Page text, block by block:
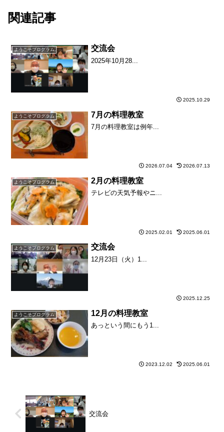
関連記事
ようこそプログラム 交流会
2025年10月28...
2025.10.29
ようこそプログラム 7月の料理教室
7月の料理教室は例年...
2026.07.04 2026.07.13
ようこそプログラム 2月の料理教室
テレビの天気予報やニ...
2025.02.01 2025.06.01
ようこそプログラム 交流会
12月23日（火）1...
2025.12.25
ようこそプログラム 12月の料理教室
あっという間にもう1...
2023.12.02 2025.06.01
交流会